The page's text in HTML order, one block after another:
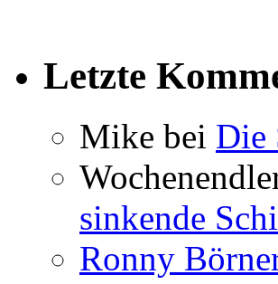
Letzte
Mike bei Die
sinkende
Ronny